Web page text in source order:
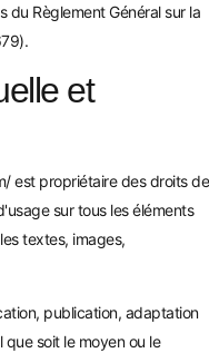
du Règlement Général sur la
et
est propriétaire des droits de
sur tous les éléments
textes, images,
publication, adaptation
soit le moyen ou le